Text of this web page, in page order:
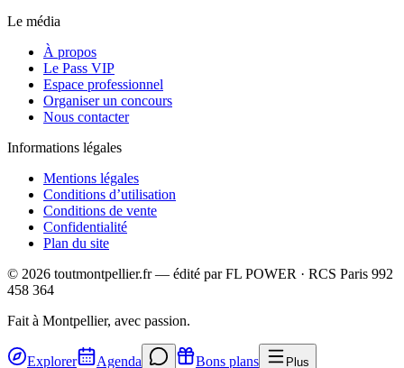
Le média
À propos
Le Pass VIP
Espace professionnel
Organiser un concours
Nous contacter
Informations légales
Mentions légales
Conditions d’utilisation
Conditions de vente
Confidentialité
Plan du site
© 2026 toutmontpellier.fr — édité parFL POWER · RCS Paris 992
458 364
Fait à Montpellier, avec passion.
Explorer Agenda Bons plans Plus